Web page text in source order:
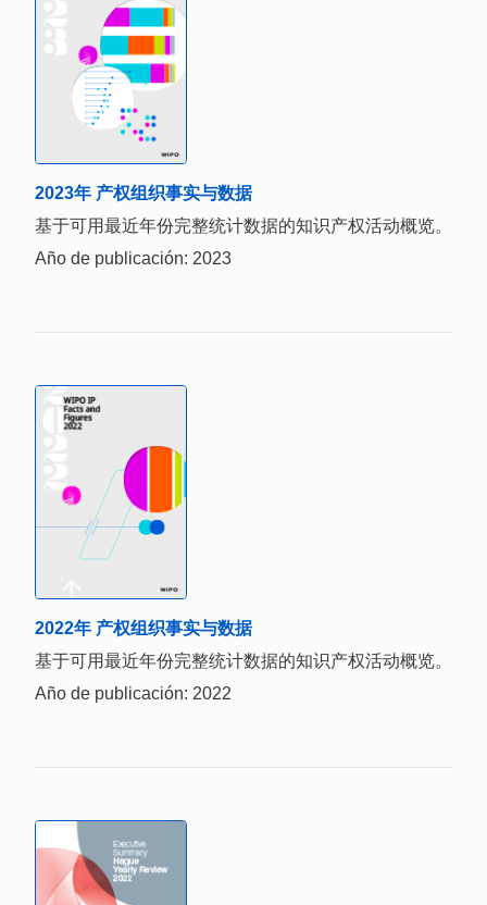
2023年 产权组织事实与数据
基于可用最近年份完整统计数据的知识产权活动概览。
Año de publicación: 2023
2022年 产权组织事实与数据
基于可用最近年份完整统计数据的知识产权活动概览。
Año de publicación: 2022